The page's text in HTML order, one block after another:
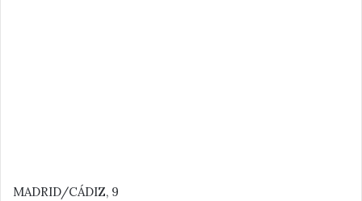
MADRID/CÁDIZ, 9